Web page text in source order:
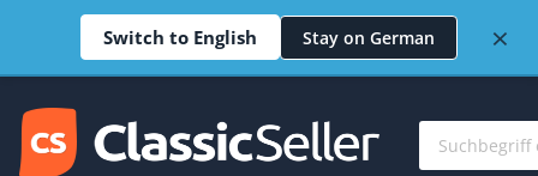
Switch to English Stay on German ×